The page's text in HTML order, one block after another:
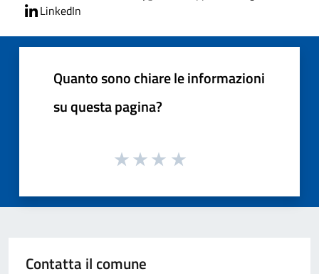
LinkedIn
Quanto sono chiare le informazioni
su questa pagina?
Contatta il comune